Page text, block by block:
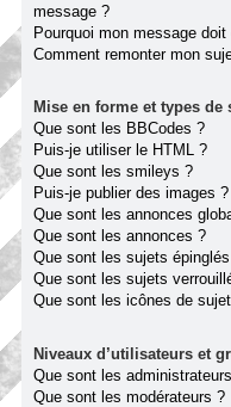
message ?
Pourquoi mon message
Comment remonter mon
Mise en forme et types de
Que sont les BBCodes ?
Puis-je utiliser le HTML ?
Que sont les smileys ?
Puis-je publier des images ?
Que sont les annonces
Que sont les annonces ?
Que sont les sujets
Que sont les sujets
Que sont les icônes de
Niveaux d’utilisateurs et
Que sont les
Que sont les modérateurs ?